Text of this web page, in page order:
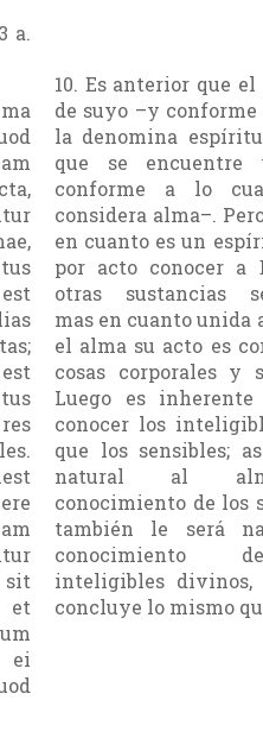
a.
et
ei
10. Es anterior que el
de suyo –y conforme
la denomina
que se encuentre
conforme a lo
considera al­ma–.
en cuanto es un
por acto conocer a
otras sustancias
mas en cuanto unida
el alma su acto es
cosas corporales y
Luego es
conocer los
que los sensibles;
natural al
conocimiento de los
también le será
conocimiento
inteligibles
concluye lo mismo